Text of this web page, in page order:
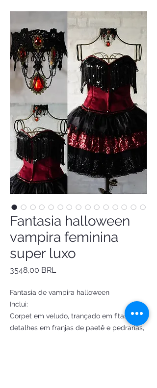
Fantasia halloween
vampira feminina
super luxo
3548,00 BRL
Fantasia de vampira halloween
Inclui:
Corpet em veludo, trançado em fitas,
detalhes em franjas de paetê e pedrarias,